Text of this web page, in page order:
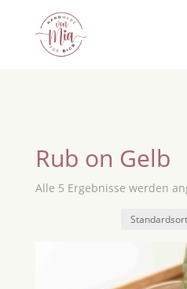
Rub on Gelb
Alle 5 Ergebnisse werden